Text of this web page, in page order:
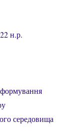
н.р.
середовища